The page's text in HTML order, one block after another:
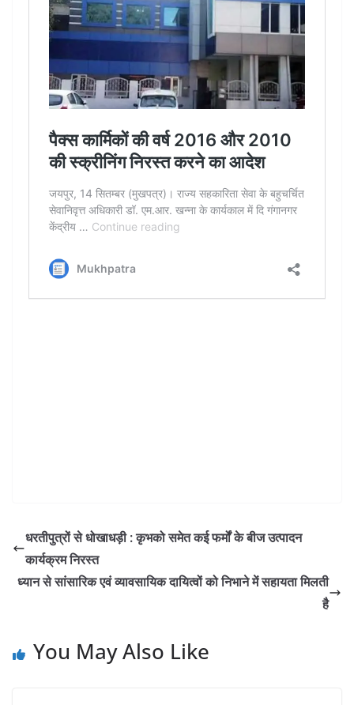
धरतीपुत्रों से धोखाधड़ी : कृभको समेत कई फर्मों के बीज उत्पादन
कार्यक्रम निरस्त
ध्यान से सांसारिक एवं व्यावसायिक दायित्वों को निभाने में सहायता मिलती
है
You May Also Like